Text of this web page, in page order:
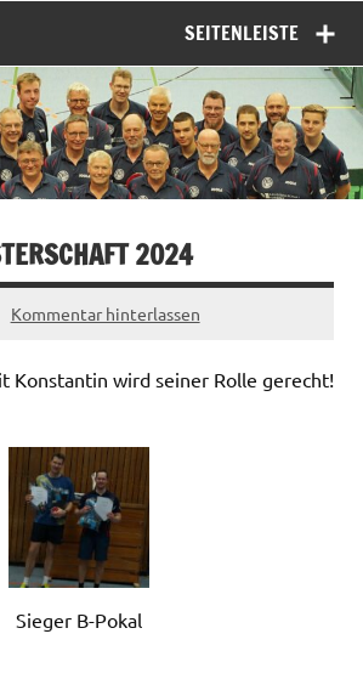
SEITENLEISTE
2024
Kommentar hinterlassen
Konstantin wird seiner Rolle gerecht!
Sieger B-Pokal